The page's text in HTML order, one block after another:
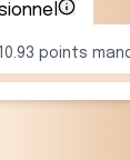
10.93 points